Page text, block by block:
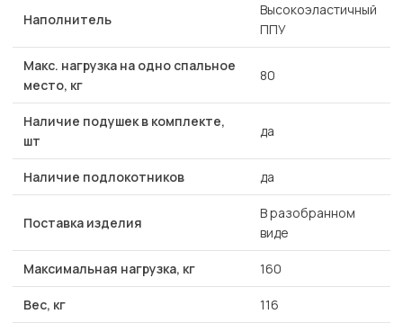
Наполнитель
Высокоэластичный
ППУ
Макс. нагрузка на одно спальное
место, кг
80
Наличие подушек в комплекте,
шт
да
Наличие подлокотников да
Поставка изделия
В разобранном
виде
Максимальная нагрузка, кг 160
Вес, кг 116